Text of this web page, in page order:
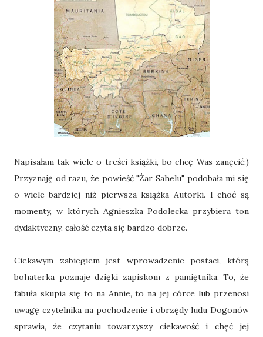
Napisałam tak wiele o treści książki, bo chcę Was zanęcić:)
Przyznaję od razu, że powieść "Żar Sahelu" podobała mi się
o wiele bardziej niż pierwsza książka Autorki. I choć są
momenty, w których Agnieszka Podolecka przybiera ton
dydaktyczny, całość czyta się bardzo dobrze.
Ciekawym zabiegiem jest wprowadzenie postaci, którą
bohaterka poznaje dzięki zapiskom z pamiętnika. To, że
fabuła skupia się to na Annie, to na jej córce lub przenosi
uwagę czytelnika na pochodzenie i obrzędy ludu Dogonów
sprawia, że czytaniu towarzyszy ciekawość i chęć jej